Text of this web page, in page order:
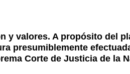
y valores. A propósito del
presumiblemente
Corte de Justicia de la